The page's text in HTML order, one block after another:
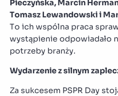
Pieczyńska, Marcin
Tomasz Lewandowski i
To ich wspólna praca
wystąpienie odpowiadało
potrzeby branży.
Wydarzenie z silnym
Za sukcesem PSPR Day